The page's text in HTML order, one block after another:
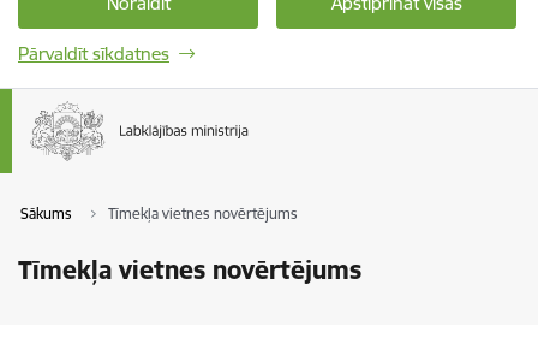
Pārvaldīt sīkdatnes
Sākums Tīmekļa vietnes novērtējums
Tīmekļa vietnes novērtējums